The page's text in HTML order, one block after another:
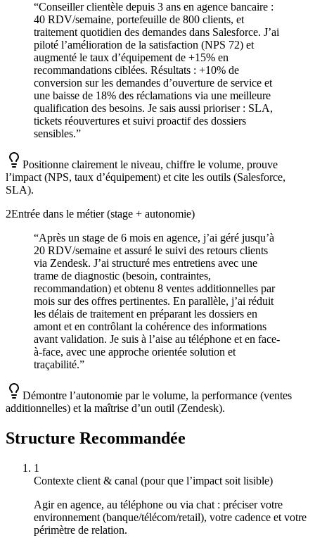
“Conseiller clientèle depuis 3 ans en agence bancaire :
40 RDV/semaine, portefeuille de 800 clients, et
traitement quotidien des demandes dans Salesforce. J’ai
piloté l’amélioration de la satisfaction (NPS 72) et
augmenté le taux d’équipement de +15% en
recommandations ciblées. Résultats : +10% de
conversion sur les demandes d’ouverture de service et
une baisse de 18% des réclamations via une meilleure
qualification des besoins. Je sais aussi prioriser : SLA,
tickets réouvertures et suivi proactif des dossiers
sensibles.”
Positionne clairement le niveau, chiffre le volume, prouve
l’impact (NPS, taux d’équipement) et cite les outils (Salesforce,
SLA).
2Entrée dans le métier (stage + autonomie)
“Après un stage de 6 mois en agence, j’ai géré jusqu’à
20 RDV/semaine et assuré le suivi des retours clients
via Zendesk. J’ai structuré mes entretiens avec une
trame de diagnostic (besoin, contraintes,
recommandation) et obtenu 8 ventes additionnelles par
mois sur des offres pertinentes. En parallèle, j’ai réduit
les délais de traitement en préparant les dossiers en
amont et en contrôlant la cohérence des informations
avant validation. Je suis à l’aise au téléphone et en face-
à-face, avec une approche orientée solution et
traçabilité.”
Démontre l’autonomie par le volume, la performance (ventes
additionnelles) et la maîtrise d’un outil (Zendesk).
Structure Recommandée
1
Contexte client & canal (pour que l’impact soit lisible)
Agir en agence, au téléphone ou via chat : préciser votre
environnement (banque/télécom/retail), votre cadence et votre
périmètre de relation.